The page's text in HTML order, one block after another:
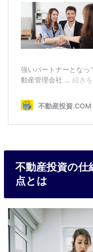
不動産投資の仕
点とは